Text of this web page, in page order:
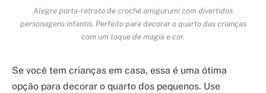
Alegre porta-retrato de crochê amigurumi com divertidos
personagens infantis. Perfeito para decorar o quarto das crianças
com um toque de magia e cor.
Se você tem crianças em casa, essa é uma ótima
opção para decorar o quarto dos pequenos. Use